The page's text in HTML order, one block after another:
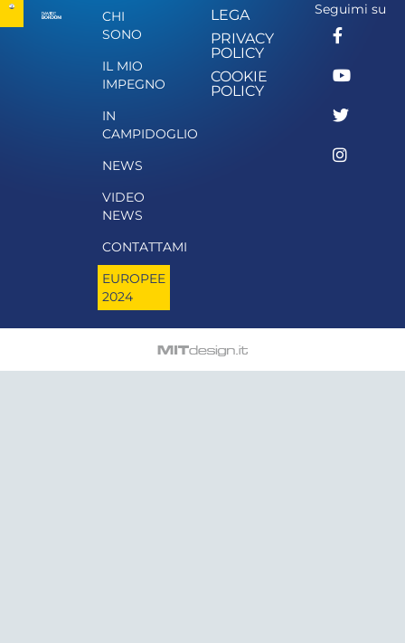
CHI
SONO
IL MIO
IMPEGNO
IN
CAMPIDOGLIO
NEWS
VIDEO
NEWS
CONTATTAMI
EUROPEE
2024
LEGA
PRIVACY
POLICY
COOKIE
POLICY
Seguimi su